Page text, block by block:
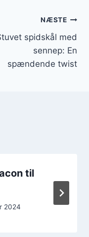
NÆSTE
spidskål med
sennep: En
spændende twist
til
2024